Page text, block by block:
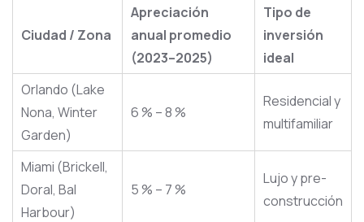
Ciudad / Zona
Apreciación
anual promedio
(2023–2025)
Tipo de
inversión
ideal
Orlando (Lake
Nona, Winter
Garden)
6 % – 8 %
Residencial y
multifamiliar
Miami (Brickell,
Doral, Bal
Harbour)
5 % – 7 %
Lujo y pre-
construcción